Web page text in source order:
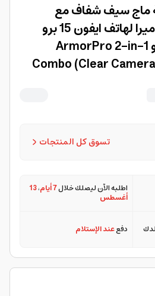
ماج سيف شفاف مع
عدسات حماية للكاميرا لهاتف ايفون 15 برو
ماكس من أرمور برو ArmorPro 2-in-1
Combo (Clear
تسوق كل المنتجات
اطلبه الآن ليصلك خلال7 أيام ،13
أغسطس
دفععند الإستلام